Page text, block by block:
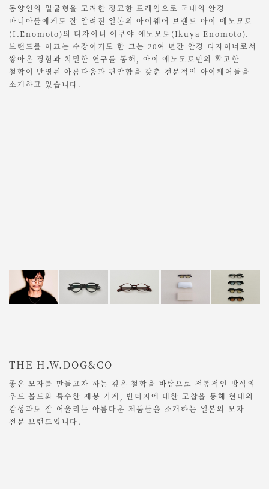
동양인의 얼굴형을 고려한 정교한 프레임으로 국내의 안경
마니아들에게도 잘 알려진 일본의 아이웨어 브랜드 아이 에노모토
(I.Enomoto)의 디자이너 이쿠야 에노모토(Ikuya Enomoto).
브랜드를 이끄는 수장이기도 한 그는 20여 년간 안경 디자이너로서
쌓아온 경험과 치밀한 연구를 통해, 아이 에노모토만의 확고한
철학이 반영된 아름다움과 편안함을 갖춘 전문적인 아이웨어들을
소개하고 있습니다.
THE H.W.DOG&CO
좋은 모자를 만들고자 하는 깊은 철학을 바탕으로 전통적인 방식의
우드 몰드와 특수한 재봉 기계, 빈티지에 대한 고찰을 통해 현대의
감성과도 잘 어울리는 아름다운 제품들을 소개하는 일본의 모자
전문 브랜드입니다.